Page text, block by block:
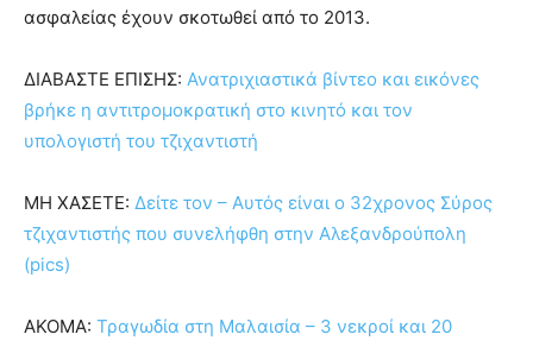
ασφαλείας έχουν σκοτωθεί από το 2013.
ΔΙΑΒΑΣΤΕ ΕΠΙΣΗΣ: Ανατριχιαστικά βίντεο και εικόνες
βρήκε η αντιτρομοκρατική στο κινητό και τον
υπολογιστή του τζιχαντιστή
ΜΗ ΧΑΣΕΤΕ: Δείτε τον – Αυτός είναι ο 32χρονος Σύρος
τζιχαντιστής που συνελήφθη στην Αλεξανδρούπολη
(pics)
ΑΚΟΜΑ: Τραγωδία στη Μαλαισία – 3 νεκροί και 20